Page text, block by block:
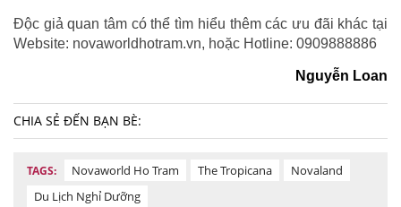
Độc giả quan tâm có thể tìm hiểu thêm các ưu đãi khác tại
Website: novaworldhotram.vn, hoặc Hotline: 0909888886
Nguyễn Loan
CHIA SẺ ĐẾN BẠN BÈ:
TAGS: Novaworld Ho Tram The Tropicana
Novaland
Du Lịch Nghỉ Dưỡng